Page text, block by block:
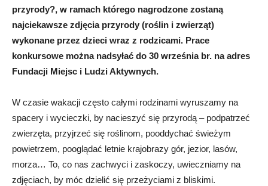
przyrody?, w ramach którego nagrodzone zostaną
najciekawsze zdjęcia przyrody (roślin i zwierząt)
wykonane przez dzieci wraz z rodzicami. Prace
konkursowe można nadsyłać do 30 września br. na adres
Fundacji Miejsc i Ludzi Aktywnych.
W czasie wakacji często całymi rodzinami wyruszamy na
spacery i wycieczki, by nacieszyć się przyrodą – podpatrzeć
zwierzęta, przyjrzeć się roślinom, pooddychać świeżym
powietrzem, pooglądać letnie krajobrazy gór, jezior, lasów,
morza… To, co nas zachwyci i zaskoczy, uwieczniamy na
zdjęciach, by móc dzielić się przeżyciami z bliskimi.